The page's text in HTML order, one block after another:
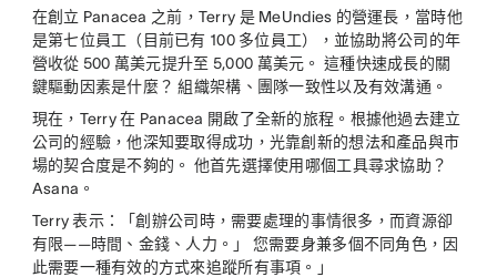
在創立 Panacea 之前，Terry 是 MeUndies 的營運長，當時他
是第七位員工（目前已有 100 多位員工），並協助將公司的年
營收從 500 萬美元提升至 5,000 萬美元。 這種快速成長的關
鍵驅動因素是什麼？ 組織架構、團隊一致性以及有效溝通。
現在，Terry 在 Panacea 開啟了全新的旅程。根據他過去建立
公司的經驗，他深知要取得成功，光靠創新的想法和產品與市
場的契合度是不夠的。 他首先選擇使用哪個工具尋求協助？
Asana。
Terry 表示：「創辦公司時，需要處理的事情很多，而資源卻
有限——時間、金錢、人力。」 您需要身兼多個不同角色，因
此需要一種有效的方式來追蹤所有事項。」